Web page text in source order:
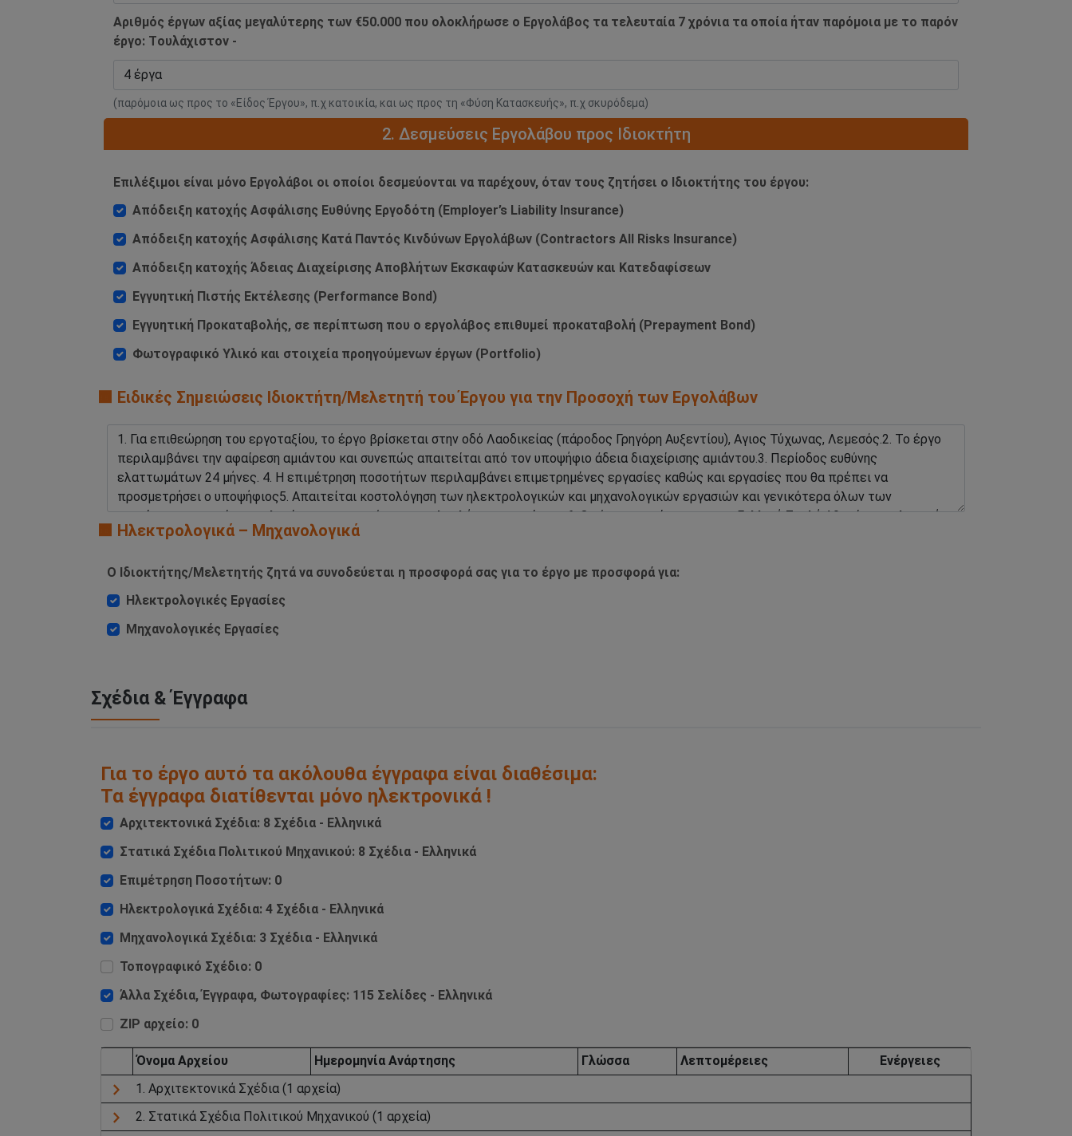
Αριθμός έργων αξίας μεγαλύτερης των €50.000 που ολοκλήρωσε ο Εργολάβος τα τελευταία 7 χρόνια τα οποία ήταν παρόμοια με το παρόν
έργο: Tουλάχιστον -
(παρόμοια ως προς το «Είδος Έργου», π.χ κατοικία, και ως προς τη «Φύση Κατασκευής», π.χ σκυρόδεμα)
2. Δεσμεύσεις Εργολάβου προς Ιδιοκτήτη
Επιλέξιμοι είναι μόνο Εργολάβοι οι οποίοι δεσμεύονται να παρέχουν, όταν τους ζητήσει ο Ιδιοκτήτης του έργου:
Απόδειξη κατοχής Ασφάλισης Ευθύνης Εργοδότη (Employer’s Liability Insurance)
Απόδειξη κατοχής Ασφάλισης Κατά Παντός Κινδύνων Εργολάβων (Contractors All Risks Insurance)
Απόδειξη κατοχής Άδειας Διαχείρισης Αποβλήτων Εκσκαφών Κατασκευών και Κατεδαφίσεων
Εγγυητική Πιστής Εκτέλεσης (Performance Bond)
Εγγυητική Προκαταβολής, σε περίπτωση που ο εργολάβος επιθυμεί προκαταβολή (Prepayment Bond)
Φωτογραφικό Υλικό και στοιχεία προηγούμενων έργων (Portfolio)
🟧 Ειδικές Σημειώσεις Ιδιοκτήτη/Μελετητή του Έργου για την Προσοχή των Εργολάβων
🟧 Ηλεκτρολογικά – Μηχανολογικά
Ο Ιδιοκτήτης/Μελετητής ζητά να συνοδεύεται η προσφορά σας για το έργο με προσφορά για:
Ηλεκτρολογικές Εργασίες
Μηχανολογικές Εργασίες
Σχέδια & Έγγραφα
Για το έργο αυτό τα ακόλουθα έγγραφα είναι διαθέσιμα:
Τα έγγραφα διατίθενται μόνο ηλεκτρονικά !
Αρχιτεκτονικά Σχέδια: 8 Σχέδια - Ελληνικά
Στατικά Σχέδια Πολιτικού Μηχανικού: 8 Σχέδια - Ελληνικά
Επιμέτρηση Ποσοτήτων: 0
Ηλεκτρολογικά Σχέδια: 4 Σχέδια - Ελληνικά
Μηχανολογικά Σχέδια: 3 Σχέδια - Ελληνικά
Τοπογραφικό Σχέδιο: 0
Άλλα Σχέδια, Έγγραφα, Φωτογραφίες: 115 Σελίδες - Ελληνικά
ZIP αρχείο: 0
Όνομα Aρχείου Ημερομηνία Aνάρτησης Γλώσσα Λεπτομέρειες
Ενέργειες
1. Αρχιτεκτονικά Σχέδια (1 αρχεία)
2. Στατικά Σχέδια Πολιτικού Μηχανικού (1 αρχεία)